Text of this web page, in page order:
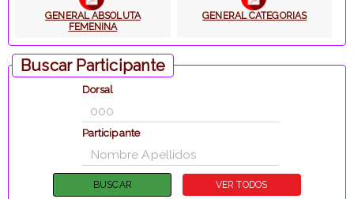
GENERAL ABSOLUTA
FEMENINA
GENERAL CATEGORIAS
Buscar Participante
Dorsal
Participante